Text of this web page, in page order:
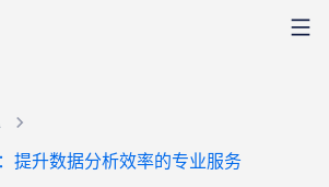
提升数据分析效率的专业服务